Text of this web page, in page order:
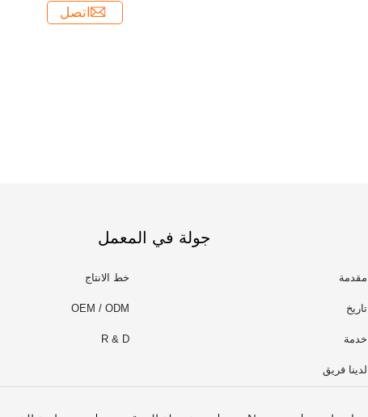
اتصل
مقدمة
تاريخ
خدمة
لدينا فريق
جولة في المعمل
خط الانتاج
OEM / ODM
R & D